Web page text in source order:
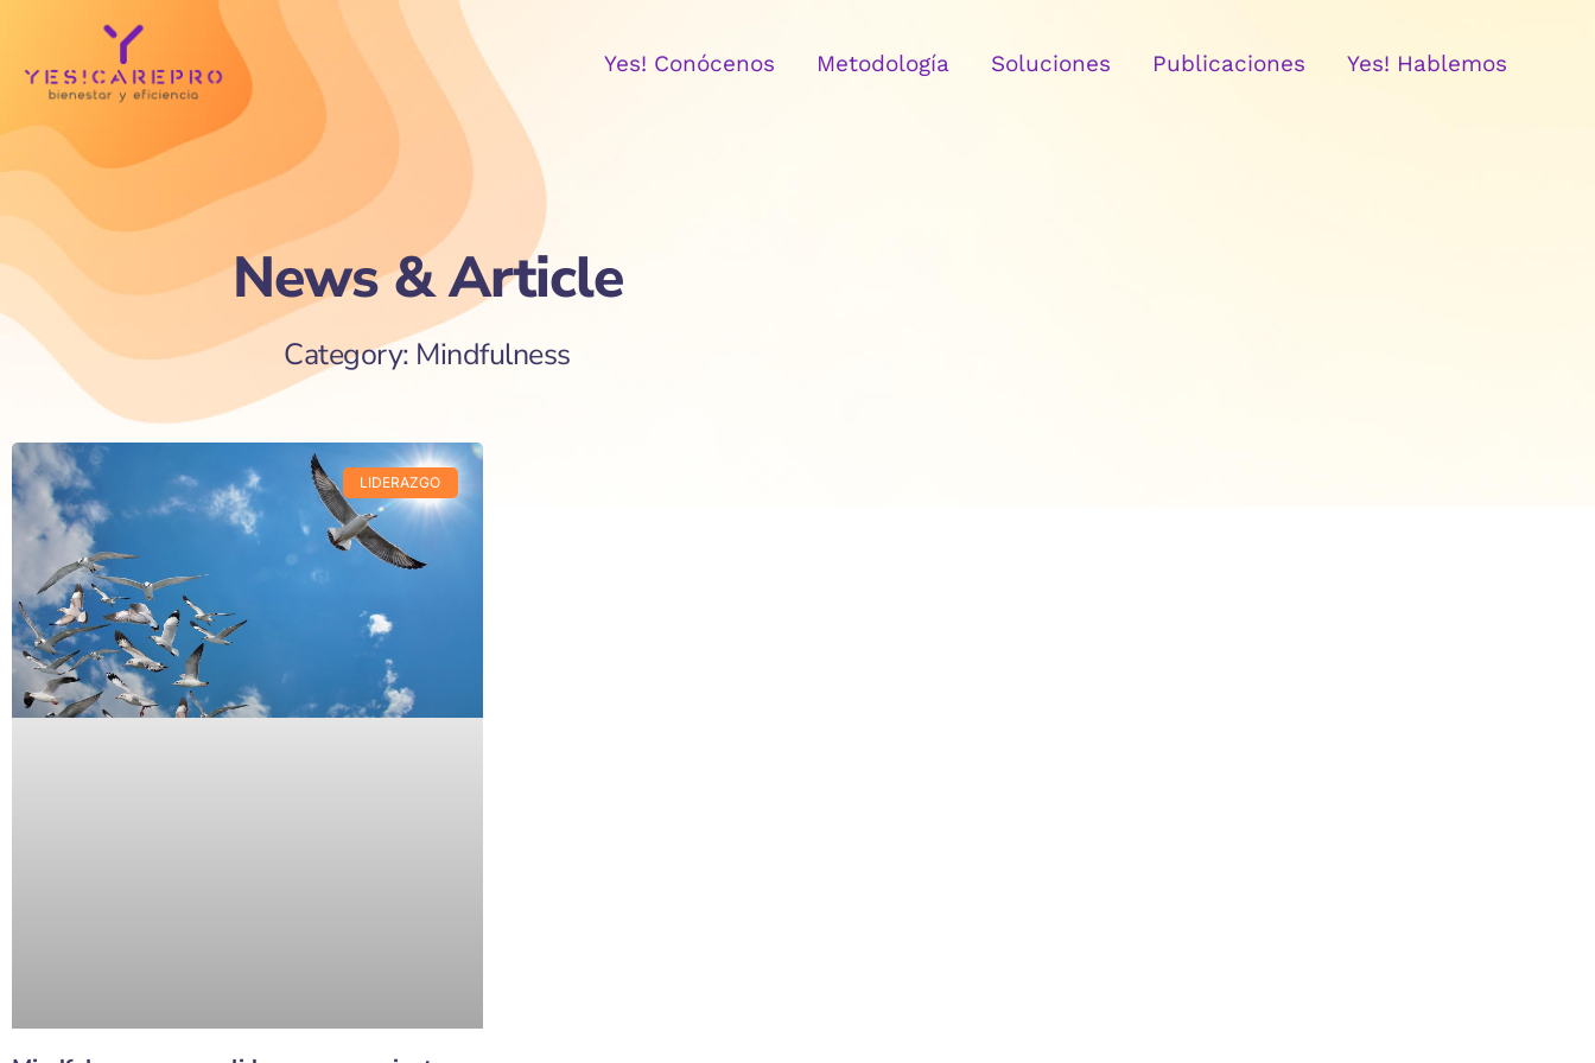
Yes! Conócenos Metodología Soluciones Publicaciones Yes! Hablemos
News & Article
Category: Mindfulness
LIDERAZGO